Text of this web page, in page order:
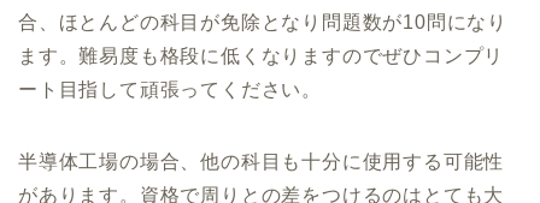
合、ほとんどの科目が免除となり問題数が10問になり
ます。難易度も格段に低くなりますのでぜひコンプリ
ート目指して頑張ってください。
半導体工場の場合、他の科目も十分に使用する可能性
があります。資格で周りとの差をつけるのはとても大